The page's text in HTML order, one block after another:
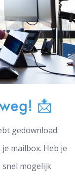
📩
gedownload.
mailbox. Heb je
snel mogelijk